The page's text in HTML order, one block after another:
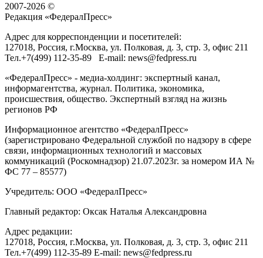
2007-2026 ©
Редакция «ФедералПресс»
Адрес для корреспонденции и посетителей:
127018, Россия, г.Москва, ул. Полковая, д. 3, стр. 3, офис 211
Тел.+7(499) 112-35-89 E-mail: news@fedpress.ru
«ФедералПресс» - медиа-холдинг: экспертный канал,
информагентства, журнал. Политика, экономика,
происшествия, общество. Экспертный взгляд на жизнь
регионов РФ
Информационное агентство «ФедералПресс»
(зарегистрировано Федеральной службой по надзору в сфере
связи, информационных технологий и массовых
коммуникаций (Роскомнадзор) 21.07.2023г. за номером ИА №
ФС 77 – 85577)
Учредитель: ООО «ФедералПресс»
Главный редактор: Оксак Наталья Александровна
Адрес редакции:
127018, Россия, г.Москва, ул. Полковая, д. 3, стр. 3, офис 211
Тел.+7(499) 112-35-89 E-mail: news@fedpress.ru